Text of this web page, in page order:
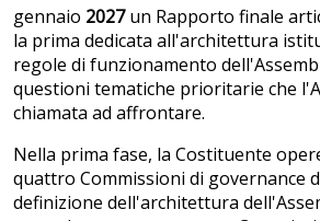
gennaio 2027un Rapporto finale
la prima dedicata all'architettura
regole di funzionamento
questioni tematiche prioritarie che
chiamata ad affrontare.
Nella prima fase, la Costituente
quattro Commissioni di governance
definizione dell'architettura